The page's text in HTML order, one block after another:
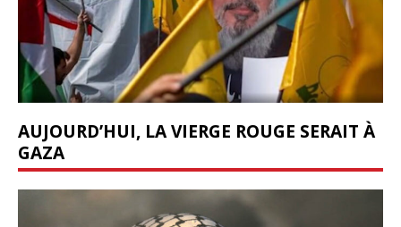
AUJOURD’HUI, LA VIERGE ROUGE SERAIT À
GAZA